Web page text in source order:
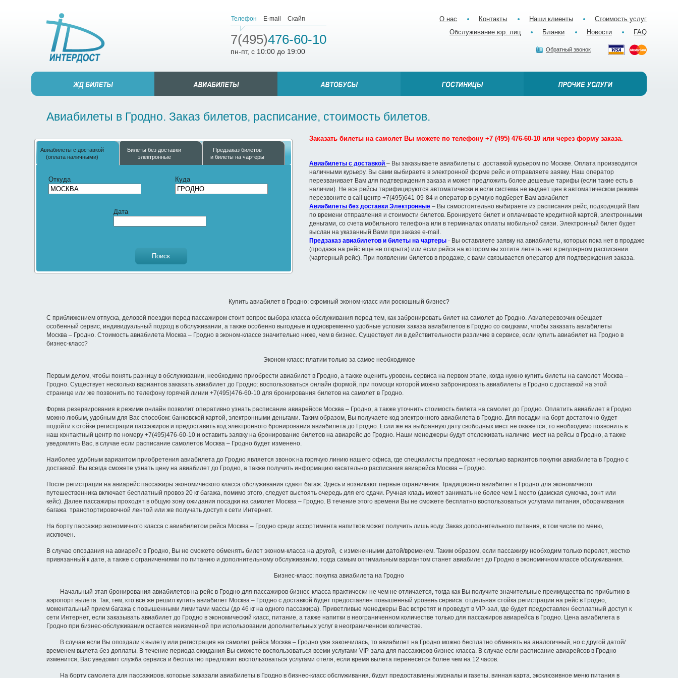
Телефон E-mail Скайп
7(495)476-60-10
пн-пт, с 10:00 до 19:00
О нас Контакты Наши клиенты
Стоимость услуг
Обслуживание юр. лиц
Бланки Новости FAQ
Обратный звонок
Авиабилеты в Гродно. Заказ билетов, расписание, стоимость билетов.
Авиабилеты с доставкой
(оплата наличными)
Билеты без доставки
электронные
Предзаказ билетов
и билеты на чартеры
Откуда Куда
Дата
Заказать билеты на самолет Вы можете по телефону +7 (495) 476-60-10 или через форму заказа.
Авиабилеты с доставкой – Вы заказываете авиабилеты с доставкой курьером по Москве. Оплата производится
наличными курьеру. Вы сами выбираете в электронной форме рейс и отправляете заявку. Наш оператор
перезванивает Вам для подтверждения заказа и может предложить более дешевые тарифы (если такие есть в
наличии). Не все рейсы тарифицируются автоматически и если система не выдает цен в автоматическом режиме
перезвоните в call центр +7(495)641-09-84 и оператор в ручную подберет Вам авиабилет
Авиабилеты без доставки Электронные – Вы самостоятельно выбираете из расписания рейс, подходящий Вам
по времени отправления и стоимости билетов. Бронируете билет и оплачиваете кредитной картой, электронными
деньгами, со счета мобильного телефона или в терминалах оплаты мобильной связи. Электронный билет будет
выслан на указанный Вами при заказе e-mail.
Предзаказ авиабилетов и билеты на чартеры - Вы оставляете заявку на авиабилеты, которых пока нет в продаже
(продажа на рейс еще не открыта) или если рейса на котором вы хотите лететь нет в регулярном расписании
(чартерный рейс). При появлении билетов в продаже, с вами связывается оператор для подтверждения заказа.
Купить авиабилет в Гродно: скромный эконом-класс или роскошный бизнес?
С приближением отпуска, деловой поездки перед пассажиром стоит вопрос выбора класса обслуживания перед тем, как забронировать билет на самолет до Гродно. Авиаперевозчик обещает
особенный сервис, индивидуальный подход в обслуживании, а также особенно выгодные и одновременно удобные условия заказа авиабилетов в Гродно со скидками, чтобы заказать авиабилеты
Москва – Гродно. Стоимость авиабилета Москва – Гродно в эконом-классе значительно ниже, чем в бизнес. Существует ли в действительности различие в сервисе, если купить авиабилет на Гродно в
бизнес-класс?
Эконом-класс: платим только за самое необходимое
Первым делом, чтобы понять разницу в обслуживании, необходимо приобрести авиабилет в Гродно, а также оценить уровень сервиса на первом этапе, когда нужно купить билеты на самолет Москва –
Гродно. Существует несколько вариантов заказать авиабилет до Гродно: воспользоваться онлайн формой, при помощи которой можно забронировать авиабилеты в Гродно с доставкой на этой
странице или же позвонить по телефону горячей линии +7(495)476-60-10 для бронирования билетов на самолет в Гродно.
Форма резервирования в режиме онлайн позволит оперативно узнать расписание авиарейсов Москва – Гродно, а также уточнить стоимость билета на самолет до Гродно. Оплатить авиабилет в Гродно
можно любым, удобным для Вас способом: банковской картой, электронными деньгами. Таким образом, Вы получаете код электронного авиабилета в Гродно. Для посадки на борт достаточно будет
подойти к стойке регистрации пассажиров и предоставить код электронного бронирования авиабилета до Гродно. Если же на выбранную дату свободных мест не окажется, то необходимо позвонить в
наш контактный центр по номеру +7(495)476-60-10 и оставить заявку на бронирование билетов на авиарейс до Гродно. Наши менеджеры будут отслеживать наличие мест на рейсы в Гродно, а также
уведомлять Вас, в случае если расписание самолетов Москва – Гродно будет изменено.
Наиболее удобным вариантом приобретения авиабилета до Гродно является звонок на горячую линию нашего офиса, где специалисты предложат несколько вариантов покупки авиабилета в Гродно с
доставкой. Вы всегда сможете узнать цену на авиабилет до Гродно, а также получить информацию касательно расписания авиарейса Москва – Гродно.
После регистрации на авиарейс пассажиры экономического класса обслуживания сдают багаж. Здесь и возникают первые ограничения. Традиционно авиабилет в Гродно для экономичного
путешественника включает бесплатный провоз 20 кг багажа, помимо этого, следует выстоять очередь для его сдачи. Ручная кладь может занимать не более чем 1 место (дамская сумочка, зонт или
кейс). Далее пассажиры проходят в общую зону ожидания посадки на самолет Москва – Гродно. В течение этого времени Вы не сможете бесплатно воспользоваться услугами питания, оборачивания
багажа транспортировочной лентой или же получать доступ к сети Интернет.
На борту пассажир экономичного класса с авиабилетом рейса Москва – Гродно среди ассортимента напитков может получить лишь воду. Заказ дополнительного питания, в том числе по меню,
исключен.
В случае опоздания на авиарейс в Гродно, Вы не сможете обменять билет эконом-класса на другой, с измененными датой/временем. Таким образом, если пассажиру необходим только перелет, жестко
привязанный к дате, а также с ограничениями по питанию и дополнительному обслуживанию, тогда самым оптимальным вариантом станет авиабилет до Гродно в экономичном классе обслуживания.
Бизнес-класс: покупка авиабилета на Гродно
Начальный этап бронирования авиабилетов на рейс в Гродно для пассажиров бизнес-класса практически не чем не отличается, тогда как Вы получите значительные преимущества по прибытию в
аэропорт вылета. Так, тем, кто все же решил купить авиабилет Москва – Гродно с доставкой будет предоставлен повышенный уровень сервиса: отдельная стойка регистрации на рейс в Гродно,
моментальный прием багажа с повышенными лимитами массы (до 46 кг на одного пассажира). Приветливые менеджеры Вас встретят и проведут в VIP-зал, где будет предоставлен бесплатный доступ к
сети Интернет, если заказывать авиабилет до Гродно в экономический класс, питание, а также напитки в неограниченном количестве только для пассажиров авиарейса в Гродно. Цена авиабилета в
Гродно при бизнес-обслуживании остается неизменной при использовании дополнительных услуг в неограниченном количестве.
В случае если Вы опоздали к вылету или регистрация на самолет рейса Москва – Гродно уже закончилась, то авиабилет на Гродно можно бесплатно обменять на аналогичный, но с другой датой/
временем вылета без доплаты. В течение периода ожидания Вы сможете воспользоваться всеми услугами VIP-зала для пассажиров бизнес-класса. В случае если расписание авиарейсов в Гродно
изменится, Вас уведомит служба сервиса и бесплатно предложит воспользоваться услугами отеля, если время вылета перенесется более чем на 12 часов.
На борту самолета для пассажиров, которые заказали авиабилеты в Гродно в бизнес-класс обслуживания, будут предоставлены журналы и газеты, винная карта, эксклюзивное меню питания в